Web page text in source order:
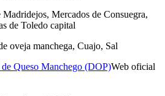
Madridejos, Mercados de Consuegra,
de Toledo capital
oveja manchega, Cuajo, Sal
Queso Manchego (DOP)Web oficial